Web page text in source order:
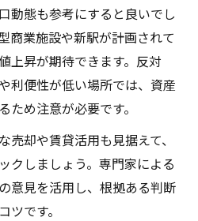
動態も参考にすると良いでし
商業施設や新駅が計画されて
上昇が期待できます。反対
利便性が低い場所では、資産
ため注意が必要です。
却や賃貸活用も見据えて、
クしましょう。専門家による
意見を活用し、根拠ある判断
です。